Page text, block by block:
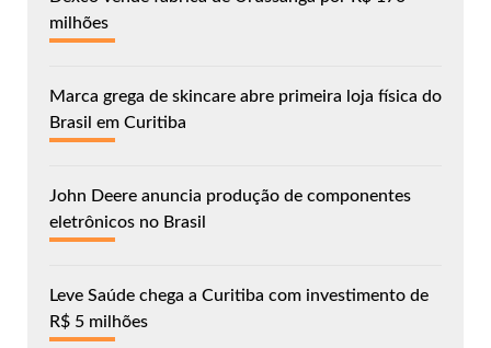
milhões
Marca grega de skincare abre primeira loja física do
Brasil em Curitiba
John Deere anuncia produção de componentes
eletrônicos no Brasil
Leve Saúde chega a Curitiba com investimento de
R$ 5 milhões